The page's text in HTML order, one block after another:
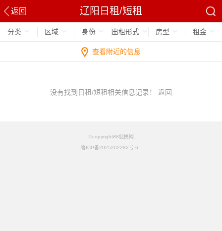
返回 辽阳日租/短租
分类 区域 身份 出租形式 房型 租金
查看附近的信息
没有找到日租/短租相关信息记录！ 返回
©copyright88便民网
鲁ICP备2025202282号-6